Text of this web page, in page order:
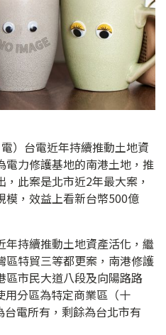
）台電近年持續推動土地資
電力修護基地的南港土地，推
此案是北市近2年最大案，
模，效益上看新台幣500億
年持續推動土地資產活化，繼
區特貿三等都更案，南港修護
區市民大道八段及向陽路路
用分區為特定商業區（十
電所有，剩餘為台北市有